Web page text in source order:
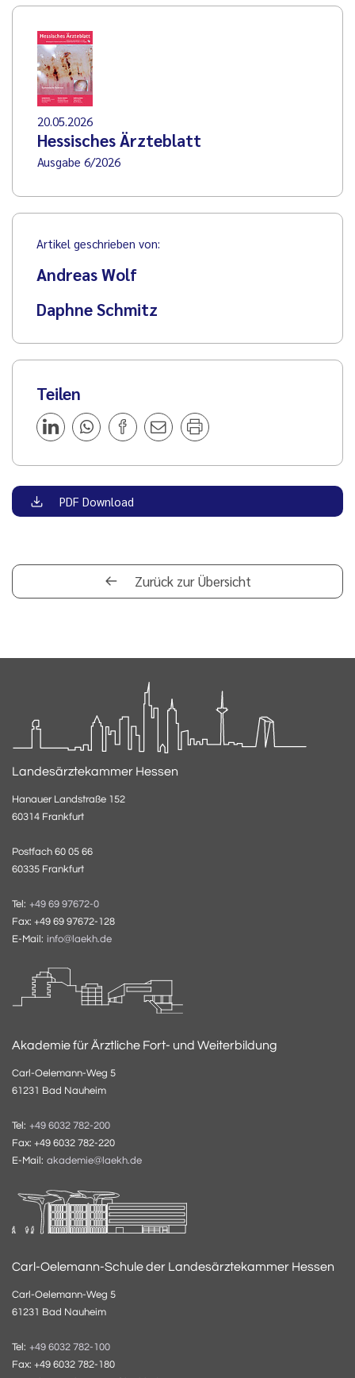
20.05.2026
Hessisches Ärzteblatt
Ausgabe 6/2026
Artikel geschrieben von:
Andreas Wolf
Daphne Schmitz
Teilen
PDF Download
Zurück zur Übersicht
Landesärztekammer Hessen
Hanauer Landstraße 152
60314 Frankfurt
Postfach 60 05 66
60335 Frankfurt
Tel: +49 69 97672-0
Fax: +49 69 97672-128
E-Mail: info@laekh.de
Akademie für Ärztliche Fort- und Weiterbildung
Carl-Oelemann-Weg 5
61231 Bad Nauheim
Tel: +49 6032 782-200
Fax: +49 6032 782-220
E-Mail: akademie@laekh.de
Carl-Oelemann-Schule der Landesärztekammer Hessen
Carl-Oelemann-Weg 5
61231 Bad Nauheim
Tel: +49 6032 782-100
Fax: +49 6032 782-180